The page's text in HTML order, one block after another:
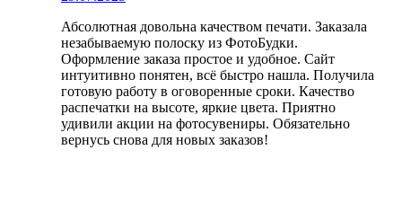
Абсолютная довольна качеством печати. Заказала
незабываемую полоску из ФотоБудки.
Оформление заказа простое и удобное. Сайт
интуитивно понятен, всё быстро нашла. Получила
готовую работу в оговоренные сроки. Качество
распечатки на высоте, яркие цвета. Приятно
удивили акции на фотосувениры. Обязательно
вернусь снова для новых заказов!